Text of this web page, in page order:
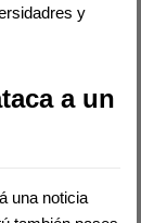
y
a un
una noticia